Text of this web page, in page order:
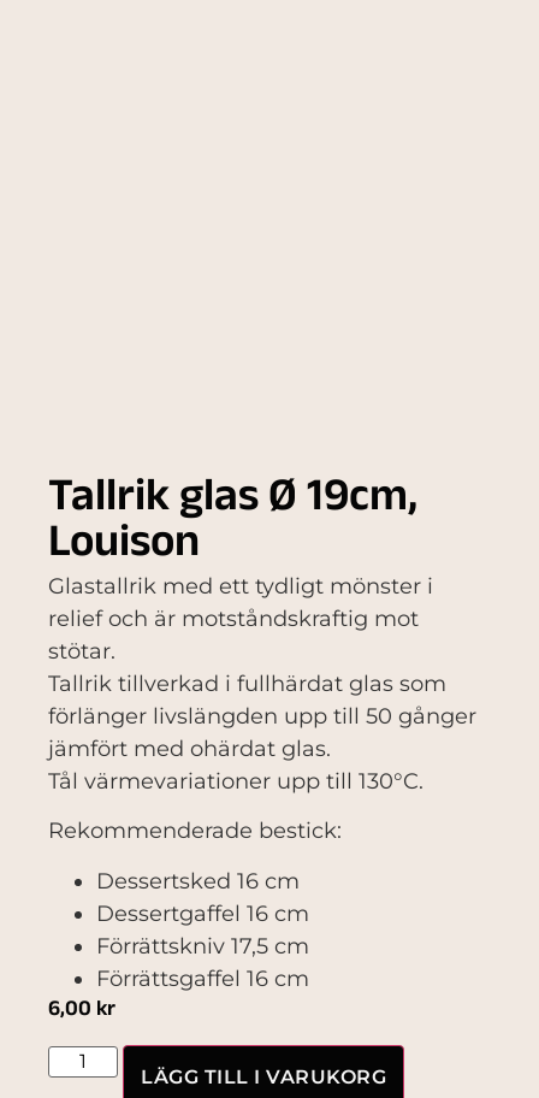
Tallrik glas Ø 19cm,
Louison
Glastallrik med ett tydligt mönster i
relief och är motståndskraftig mot
stötar.
Tallrik tillverkad i fullhärdat glas som
förlänger livslängden upp till 50 gånger
jämfört med ohärdat glas.
Tål värmevariationer upp till 130°C.
Rekommenderade bestick:
Dessertsked 16 cm
Dessertgaffel 16 cm
Förrättskniv 17,5 cm
Förrättsgaffel 16 cm
6,00 kr
LÄGG TILL I VARUKORG